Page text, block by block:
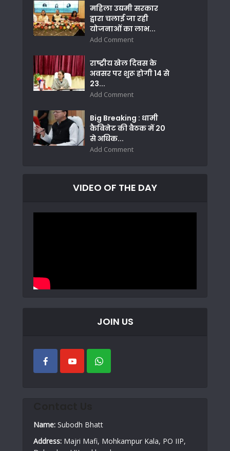
महिला उद्यमी सरकार
द्वारा चलाई जा रही
योजनाओं का लाभ...
Add Comment
राष्ट्रीय खेल दिवस के
अवसर पर शुरू होगी 14 से
23...
Add Comment
Big Breaking : धामी
कैबिनेट की बैठक में 20
से अधिक...
Add Comment
VIDEO OF THE DAY
JOIN US
Name: Subodh Bhatt
Address: Majri Mafi, Mohkampur Kala, PO IIP,